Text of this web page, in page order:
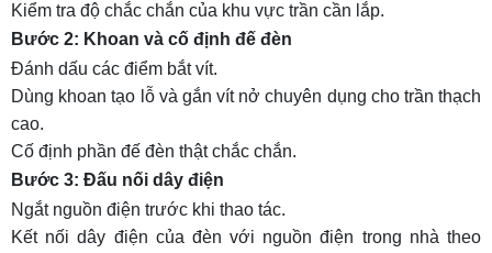
Kiểm tra độ chắc chắn của khu vực trần cần lắp.
Bước 2: Khoan và cố định đế đèn
Đánh dấu các điểm bắt vít.
Dùng khoan tạo lỗ và gắn vít nở chuyên dụng cho trần thạch
cao.
Cố định phần đế đèn thật chắc chắn.
Bước 3: Đấu nối dây điện
Ngắt nguồn điện trước khi thao tác.
Kết nối dây điện của đèn với nguồn điện trong nhà theo